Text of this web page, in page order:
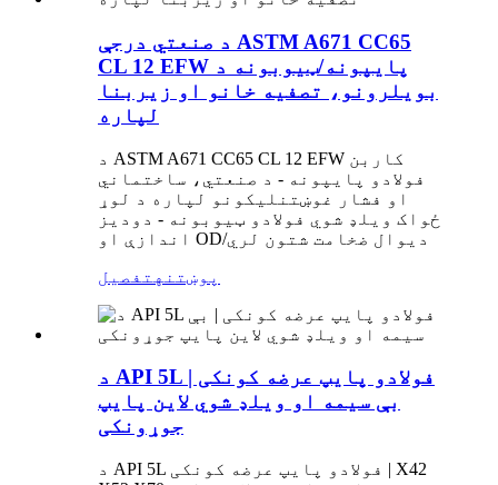
د صنعتي درجې ASTM A671 CC65
CL 12 EFW پایپونه/ټیوبونه د
بویلرونو، تصفیه خانو او زیربنا
لپاره
د ASTM A671 CC65 CL 12 EFW کاربن
فولادو پایپونه - د صنعتي، ساختماني
او فشار غوښتنلیکونو لپاره د لوړ
ځواک ویلډ شوي فولادو ټیوبونه - دودیز
اندازې او OD/دیوال ضخامت شتون لري
پوښتنه تفصیل
د API 5L فولادو پایپ عرضه کونکی |
بې سیمه او ویلډ شوي لاین پایپ
جوړونکی
د API 5L فولادو پایپ عرضه کونکی | X42